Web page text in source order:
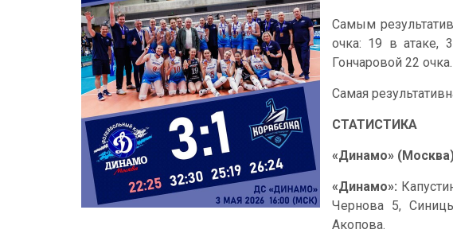
Самым
очка: 19 в атаке,
Гончаровой 22 очка.
Самая
СТАТИСТИКА
«Динамо» (Москва)
«Динамо»:
Чернова 5,
Акопова.